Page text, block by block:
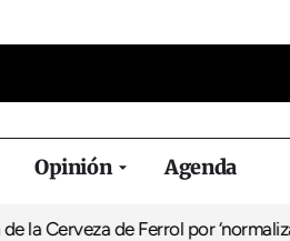
Opinión Agenda
Ferrol por ‘normalizar’ el